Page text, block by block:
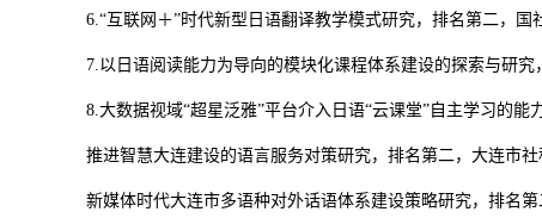
6.“互联网＋”时代新型日语翻译教学模式研究，排名第二，
7.以日语阅读能力为导向的模块化课程体系建设的探索与研究
8.大数据视域“超星泛雅”平台介入日语“云课堂”自主学习的
推进智慧大连建设的语言服务对策研究，排名第二，大连市
新媒体时代大连市多语种对外话语体系建设策略研究，排名